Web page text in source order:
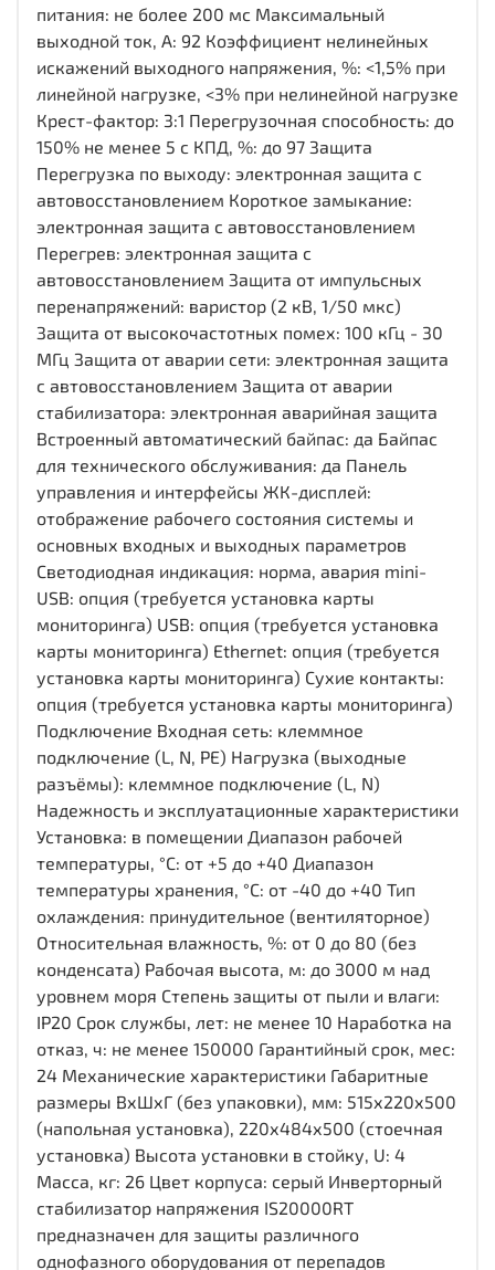
питания: не более 200 мс Максимальный
выходной ток, А: 92 Коэффициент нелинейных
искажений выходного напряжения, %: <1,5% при
линейной нагрузке, <3% при нелинейной нагрузке
Крест-фактор: 3:1 Перегрузочная способность: до
150% не менее 5 с КПД, %: до 97 Защита
Перегрузка по выходу: электронная защита c
автовосстановлением Короткое замыкание:
электронная защита c автовосстановлением
Перегрев: электронная защита c
автовосстановлением Защита от импульсных
перенапряжений: варистор (2 кВ, 1/50 мкс)
Защита от высокочастотных помех: 100 кГц - 30
МГц Защита от аварии сети: электронная защита
c автовосстановлением Защита от аварии
стабилизатора: электронная аварийная защита
Встроенный автоматический байпас: да Байпас
для технического обслуживания: да Панель
управления и интерфейсы ЖК-дисплей:
отображение рабочего состояния системы и
основных входных и выходных параметров
Светодиодная индикация: норма, авария mini-
USB: опция (требуется установка карты
мониторинга) USB: опция (требуется установка
карты мониторинга) Ethernet: опция (требуется
установка карты мониторинга) Сухие контакты:
опция (требуется установка карты мониторинга)
Подключение Входная сеть: клеммное
подключение (L, N, PE) Нагрузка (выходные
разъёмы): клеммное подключение (L, N)
Надежность и эксплуатационные характеристики
Установка: в помещении Диапазон рабочей
температуры, °С: от +5 до +40 Диапазон
температуры хранения, °С: от -40 до +40 Тип
охлаждения: принудительное (вентиляторное)
Относительная влажность, %: от 0 до 80 (без
конденсата) Рабочая высота, м: до 3000 м над
уровнем моря Степень защиты от пыли и влаги:
IP20 Срок службы, лет: не менее 10 Наработка на
отказ, ч: не менее 150000 Гарантийный срок, мес:
24 Механические характеристики Габаритные
размеры ВхШхГ (без упаковки), мм: 515х220х500
(напольная установка), 220х484х500 (стоечная
установка) Высота установки в стойку, U: 4
Масса, кг: 26 Цвет корпуса: серый Инверторный
стабилизатор напряжения IS20000RT
предназначен для защиты различного
однофазного оборудования от перепадов